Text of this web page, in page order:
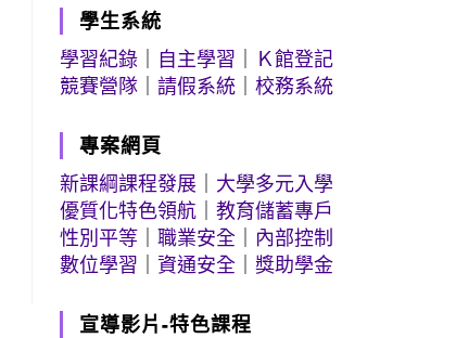
學生系統
學習紀錄
自主學習
Ｋ館登記
競賽營隊 ｜請假系統 ｜校務系統
專案網頁
新課綱課程發展
大學多元入學
優質化特色領航 ｜教育儲蓄專戶
性別平等 ｜職業安全
內部控制
數位學習 ｜資通安全 ｜獎助學金
宣導影片-特色課程